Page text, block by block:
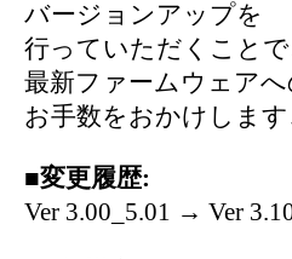
バージョンアップを
行っていただくこと
最新ファームウェア
お手数をおかけしま
■変更履歴:
Ver 3.00_5.01 → Ver